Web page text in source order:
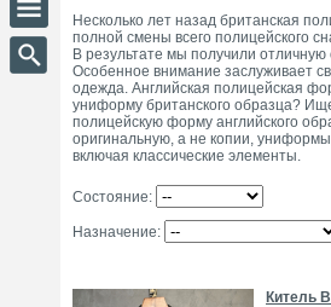
Несколько лет назад британская
полной смены всего полицейского
В результате мы получили
Особенное внимание заслуживает
одежда. Английская полицейская
униформу британского образца?
полицейскую форму английского
оригинальную, а не копии, униформы
включая классические элементы.
Состояние:
Назначение:
Китель